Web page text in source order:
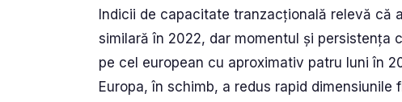
Indicii de capacitate tranzacțională relevă
similară în 2022, dar momentul și persistența
pe cel european cu aproximativ patru luni în
Europa, în schimb, a redus rapid